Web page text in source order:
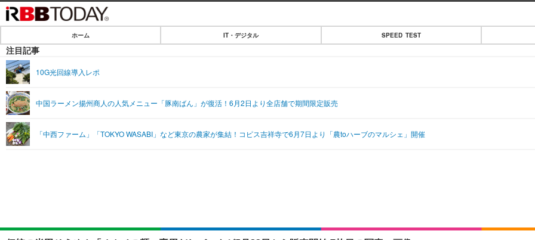
IT・デジタル
ショッピング
SPEED TEST
エンタメ
エンタメTOP
ショッピング
ライフ
ホーム IT・デジタル SPEED TEST
注目記事
10G光回線導入レポ
中国ラーメン揚州商人の人気メニュー「豚南ばん」が復活！6月2日より全店舗で期間限定販売
「中西ファーム」「TOKYO WASABI」など東京の農家が集結！コピス吉祥寺で6月7日より「農toハーブのマルシェ」開催